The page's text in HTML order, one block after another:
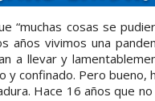
“muchas cosas se
vivimos una
a llevar y
y confinado. Pero bueno,
Hace 16 años que no